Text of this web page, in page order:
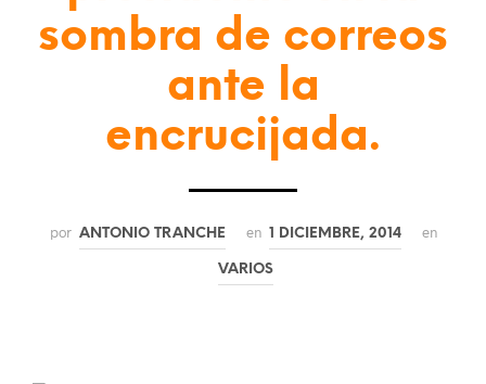
sombra de correos
ante la
encrucijada.
por ANTONIO TRANCHE en 1 DICIEMBRE, 2014 en
VARIOS